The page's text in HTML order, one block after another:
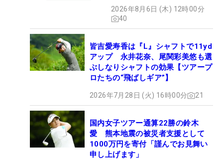
2026年8月6日 (木) 12時00分
40
皆吉愛寿香は『L』シャフトで11yd
アップ 永井花奈、尾関彩美悠も選
ぶしなりシャフトの効果【ツアープ
ロたちの“飛ばしギア”】
2026年7月28日 (火) 16時00分 21
国内女子ツアー通算22勝の鈴木
愛 熊本地震の被災者支援として
1000万円を寄付「謹んでお見舞い
申し上げます」